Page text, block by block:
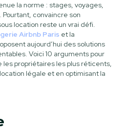
la norme : stages, voyages,
convaincre son
location reste un vrai défi.
Airbnb Paris et la
aujourd’hui des solutions
Voici 10 arguments pour
les propriétaires les plus réticents,
légale et en optimisant la